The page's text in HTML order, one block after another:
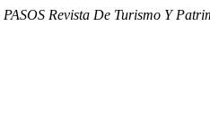
PASOS Revista De Turismo Y